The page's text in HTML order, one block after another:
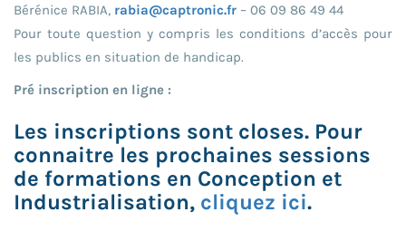
Bérénice RABIA, rabia@captronic.fr – 06 09 86 49 44
Pour toute question y compris les conditions d’accès pour
les publics en situation de handicap.
Pré inscription en ligne :
Les inscriptions sont closes. Pour
connaitre les prochaines sessions
de formations en Conception et
Industrialisation, cliquez ici.